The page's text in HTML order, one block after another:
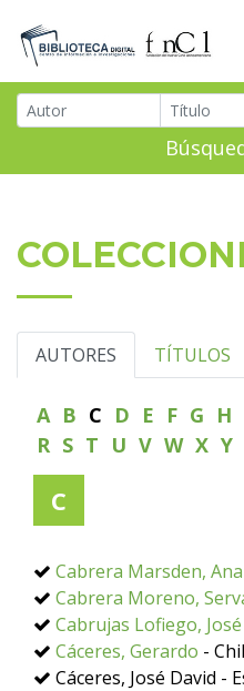
AUTORES TÍTULOS
A B C D E F G H
R S T U V W X Y
C
Cabrera Marsden,
Cabrera Moreno,
Cabrujas Lofiego,
Cáceres, Gerardo -
Cáceres, José David -